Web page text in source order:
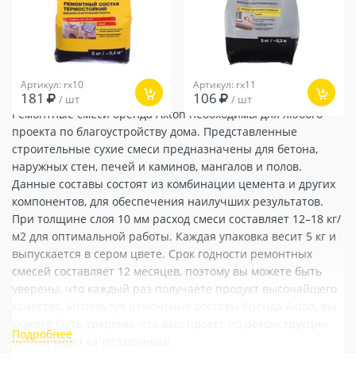
Ремонтные смеси бренда Axton необходимы для любого
проекта по благоустройству дома. Представленные
строительные сухие смеси предназначены для бетона,
наружных стен, печей и каминов, мангалов и полов.
Данные составы состоят из комбинации цемента и других
компонентов, для обеспечения наилучших результатов.
При толщине слоя 10 мм расход смеси составляет 12–18 кг/
м2 для оптимальной работы. Каждая упаковка весит 5 кг и
выпускается в сером цвете. Срок годности ремонтных
смесей составляет 12 месяцев, поэтому вы можете быть
уверены, что каждый раз получаете продукт высочайшего
бетона будет качественным!
Артикул: rx10
181 / шт
Артикул: rx11
106 / шт